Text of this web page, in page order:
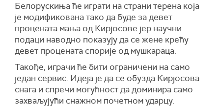
Белорускиња ће играти на страни терена која
је модификована тако да буде за девет
процената мања од Кирјосове јер научни
подаци наводно показују да се жене крећу
девет процената спорије од мушкараца.
Такође, играчи ће бити ограничени на само
један сервис. Идеја је да се обузда Кирјосова
снага и спречи могућност да доминира само
захваљујући снажном почетном ударцу.